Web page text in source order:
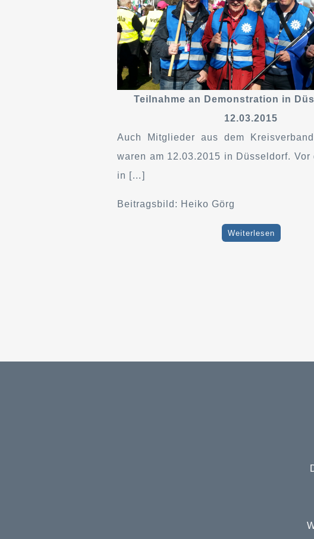
Teilnahme an Demonstration in
12.03.2015
Auch Mitglieder aus dem
waren am 12.03.2015 in Düsseldorf. Vor
in […]
Beitragsbild: Heiko Görg
Weiterlesen